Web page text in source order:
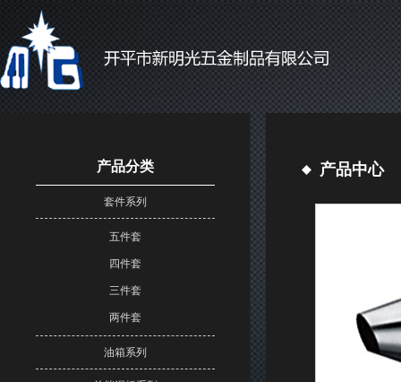
产品分类
套件系列
五件套
四件套
三件套
两件套
油箱系列
产品中心